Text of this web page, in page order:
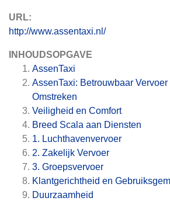
URL:
http://www.assentaxi.nl/
INHOUDSOPGAVE
AssenTaxi
AssenTaxi: Betrouwbaar Vervoer
Omstreken
Veiligheid en Comfort
Breed Scala aan Diensten
1. Luchthavenvervoer
2. Zakelijk Vervoer
3. Groepsvervoer
Klantgerichtheid en
Duurzaamheid